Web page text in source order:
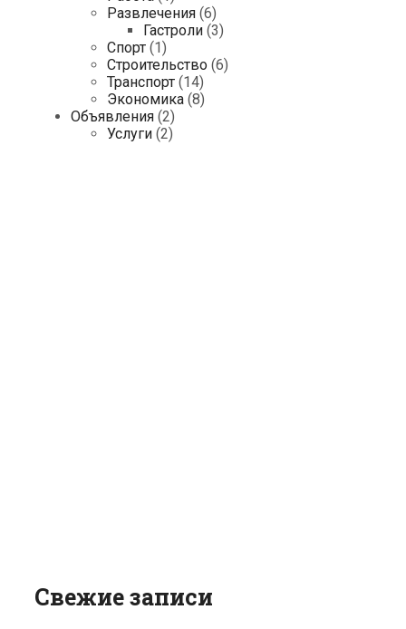
Развлечения (6)
Гастроли (3)
Спорт (1)
Строительство (6)
Транспорт (14)
Экономика (8)
Объявления (2)
Услуги (2)
Свежие записи